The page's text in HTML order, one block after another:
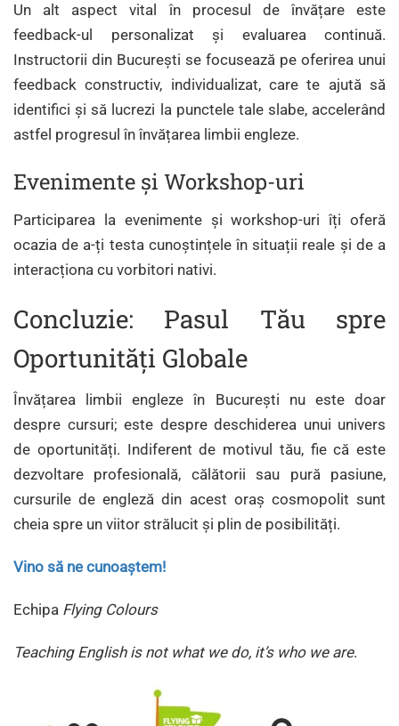
Un alt aspect vital în procesul de învățare este
feedback-ul personalizat și evaluarea continuă.
Instructorii din București se focusează pe oferirea unui
feedback constructiv, individualizat, care te ajută să
identifici și să lucrezi la punctele tale slabe, accelerând
astfel progresul în învățarea limbii engleze.
Evenimente și Workshop-uri
Participarea la evenimente și workshop-uri îți oferă
ocazia de a-ți testa cunoștințele în situații reale și de a
interacționa cu vorbitori nativi.
Concluzie: Pasul Tău spre
Oportunități Globale
Învățarea limbii engleze în București nu este doar
despre cursuri; este despre deschiderea unui univers
de oportunități. Indiferent de motivul tău, fie că este
dezvoltare profesională, călătorii sau pură pasiune,
cursurile de engleză din acest oraș cosmopolit sunt
cheia spre un viitor strălucit și plin de posibilități.
Vino să ne cunoaștem!
Echipa Flying Colours
Teaching English is not what we do, it’s who we are.